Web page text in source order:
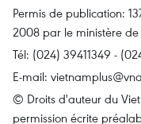
Permis de publication:
2008 par le ministère
Tél: (024) 39411349 -
E-mail:
© Droits d'auteur du
permission écrite